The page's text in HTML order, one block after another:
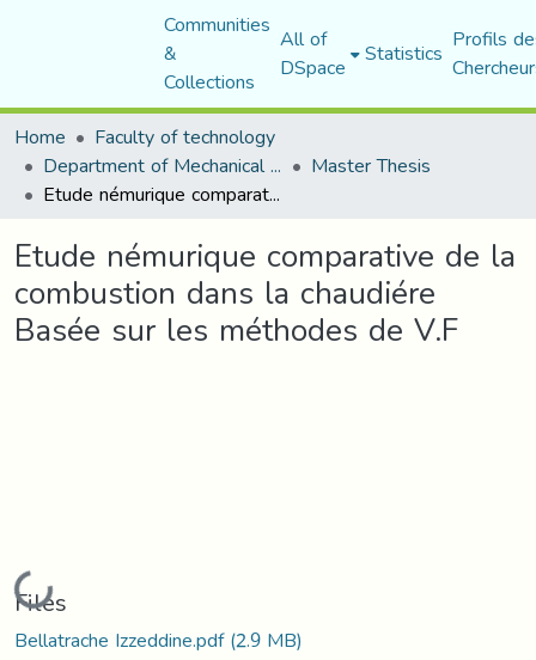
Communities
&
Collections
All of
DSpace Statistics Profils
Home
Faculty of technology
Department of Mechanical Engineering Master Thesis
Etude némurique comparative de la combustion dans la chaudiére Basée sur les méthodes de V.F
Etude némurique comparative de la
combustion dans la chaudiére
Basée sur les méthodes de V.F
Loading...
Files
Bellatrache Izzeddine.pdf(2.9 MB)